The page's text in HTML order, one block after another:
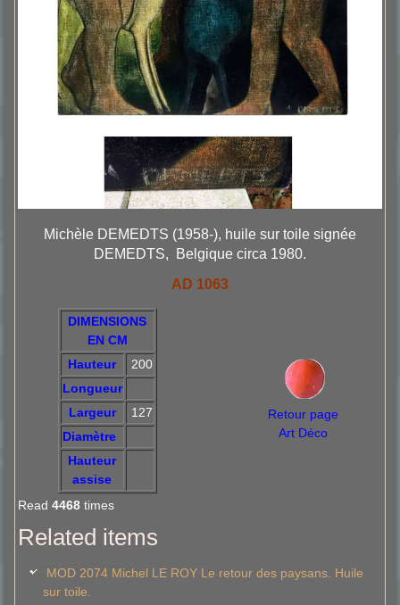
Michèle DEMEDTS (1958-), huile sur toile signée
DEMEDTS, Belgique circa 1980.
AD 1063
DIMENSIONS
EN CM
Hauteur
200
Longueur
Largeur
127
Diamètre
Hauteur
assise
Retour page
Art Déco
Read4468 times
Related items
MOD 2074 Michel LE ROY Le retour des paysans. Huile
sur toile.